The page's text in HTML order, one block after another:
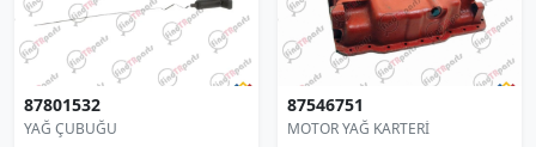
87801532
YAĞ ÇUBUĞU
87546751
MOTOR YAĞ KARTERİ